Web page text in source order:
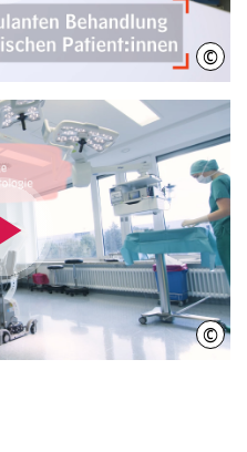
abspielen
©
Video
abspielen
©